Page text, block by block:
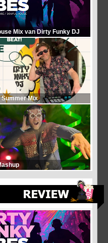
Mix van Dirty Funky DJ
Mix